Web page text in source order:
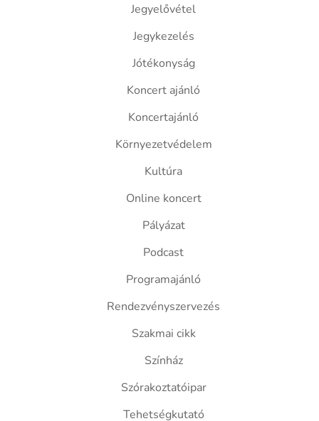
Jegyelővétel
Jegykezelés
Jótékonyság
Koncert ajánló
Koncertajánló
Környezetvédelem
Kultúra
Online koncert
Pályázat
Podcast
Programajánló
Rendezvényszervezés
Szakmai cikk
Színház
Szórakoztatóipar
Tehetségkutató